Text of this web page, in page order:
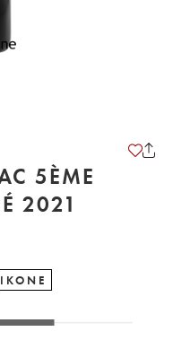
5ÈME
GRAND CRU CLASSÉ 2021
IKONE